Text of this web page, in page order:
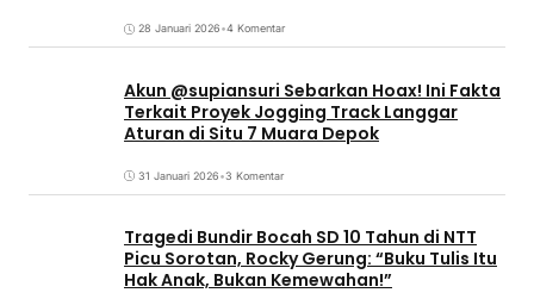
28 Januari 2026•4 Komentar
Akun @supiansuri Sebarkan Hoax! Ini Fakta
Terkait Proyek Jogging Track Langgar
Aturan di Situ 7 Muara Depok
31 Januari 2026•3 Komentar
Tragedi Bundir Bocah SD 10 Tahun di NTT
Picu Sorotan, Rocky Gerung: “Buku Tulis Itu
Hak Anak, Bukan Kemewahan!”